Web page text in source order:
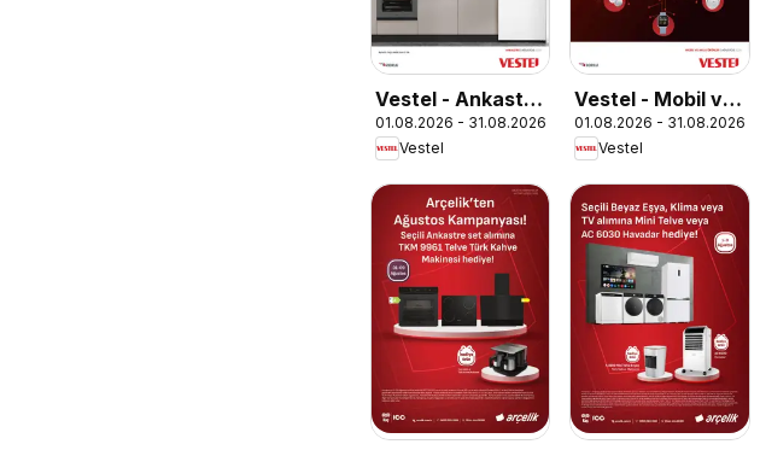
Vestel - Ankastre
Ürünler
01.08.2026 - 31.08.2026
Vestel
Vestel - Mobil ve
Akıllı Ürünler
01.08.2026 - 31.08.2026
Vestel